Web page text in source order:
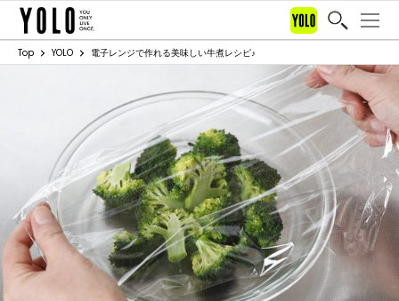
Top YOLO 電子レンジで作れる美味しい牛煮レシピ♪